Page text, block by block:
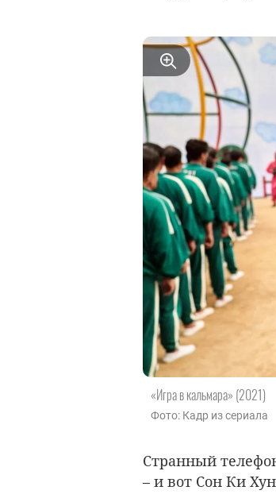
«Игра в кальмара» (2021)
Фото: Кадр из сериала
Странный
– и вот Сон Ки